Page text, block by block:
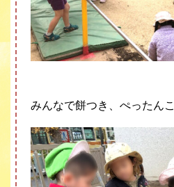
みんなで餅つき、ぺったんこ